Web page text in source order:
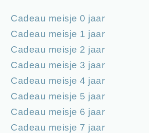
Cadeau meisje 0 jaar
Cadeau meisje 1 jaar
Cadeau meisje 2 jaar
Cadeau meisje 3 jaar
Cadeau meisje 4 jaar
Cadeau meisje 5 jaar
Cadeau meisje 6 jaar
Cadeau meisje 7 jaar